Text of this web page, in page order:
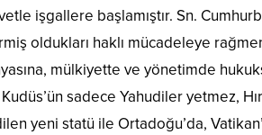
işgallere başlamıştır. Sn.
oldukları haklı mücadeleye
mülkiyette ve yönetimde
sadece Yahudiler yetmez,
yeni statü ile Ortadoğu’da,